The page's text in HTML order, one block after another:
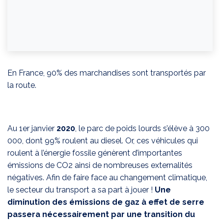
En France, 90% des marchandises sont transportés par
la route.
Au 1er janvier 2020, le parc de poids lourds s’élève à 300
000, dont 99% roulent au diesel. Or, ces véhicules qui
roulent à l’énergie fossile génèrent d’importantes
émissions de CO2 ainsi de nombreuses externalités
négatives. Afin de faire face au changement climatique,
le secteur du transport a sa part à jouer ! Une
diminution des émissions de gaz à effet de serre
passera nécessairement par une transition du